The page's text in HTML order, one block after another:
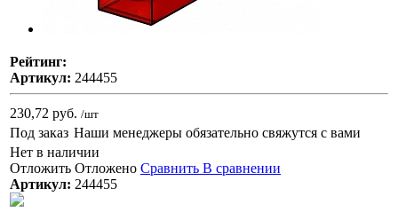
Рейтинг:
Артикул: 244455
230,72 руб. /шт
Под заказ Наши менеджеры обязательно свяжутся с вами
Нет в наличии
Отложить Отложено Сравнить В сравнении
Артикул: 244455